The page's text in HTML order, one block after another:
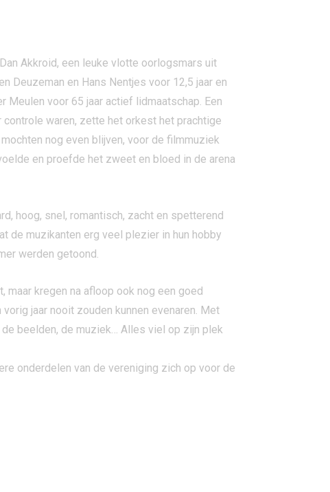
Akkroid, een leuke vlotte oorlogsmars uit
Deuzeman en Hans Nentjes voor 12,5 jaar en
Meulen voor 65 jaar actief lidmaatschap. Een
controle waren, zette het orkest het prachtige
nog even blijven, voor de filmmuziek
en proefde het zweet en bloed in de arena
hoog, snel, romantisch, zacht en spetterend
de muzikanten erg veel plezier in hun hobby
werden getoond.
kregen na afloop ook nog een goed
jaar nooit zouden kunnen evenaren. Met
beelden, de muziek… Alles viel op zijn plek
onderdelen van de vereniging zich op voor de